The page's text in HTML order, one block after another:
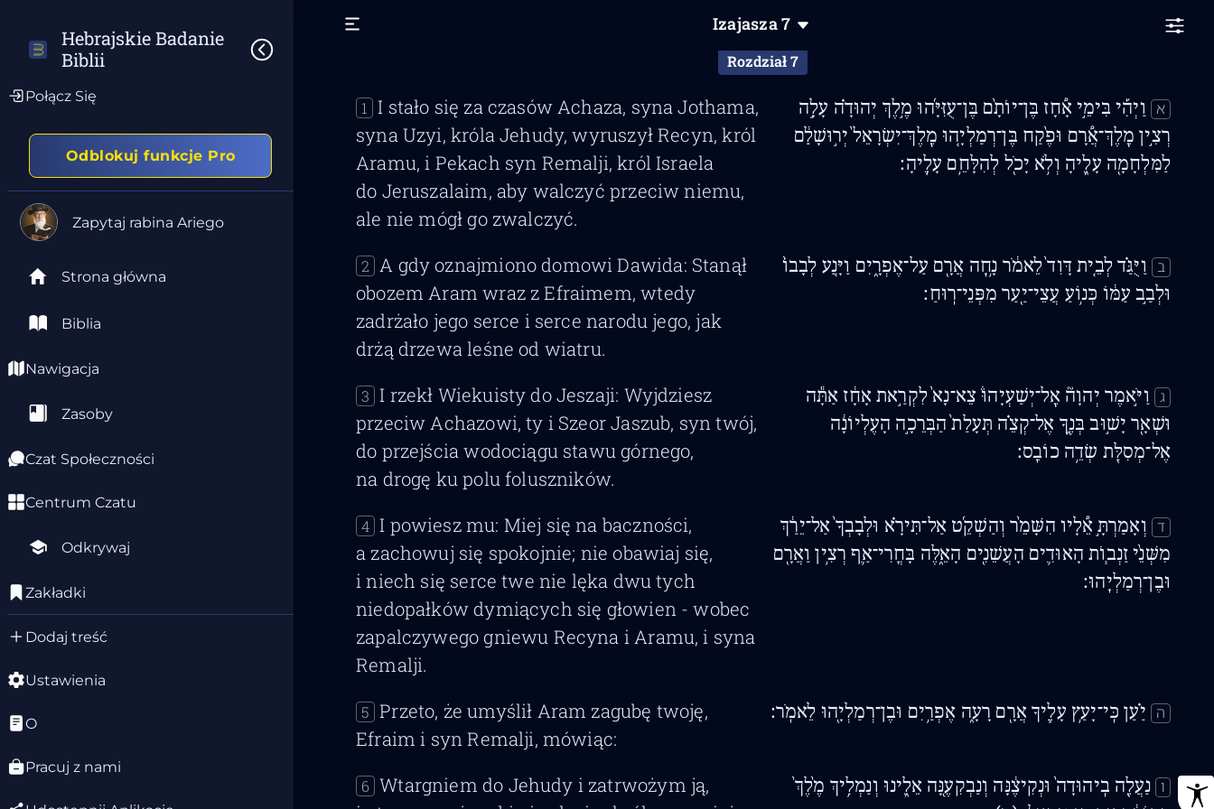
Hebrajskie Badanie
Biblii
Połącz Się
Odblokuj funkcje Pro
Zapytaj rabina Ariego
Strona główna
Biblia
Nawigacja
Zasoby
Czat Społeczności
Centrum Czatu
Odkrywaj
Zakładki
Dodaj treść
Ustawienia
O
Pracuj z nami
Izajasza7
Rozdział 7
א
וַיְהִ֡י בִּימֵ֣י אָ֠חָז בֶּן־יוֹתָ֨ם בֶּן־עֻזִּיָּ֜הוּ מֶ֣לֶךְ יְהוּדָ֗ה עָלָ֣ה
רְצִ֣ין מֶֽלֶךְ־אֲ֠רָם וּפֶ֨קַח בֶּן־רְמַלְיָ֤הוּ מֶֽלֶךְ־יִשְׂרָאֵל֙ יְר֣וּשָׁלִַ֔ם
לַמִּלְחָמָ֖ה עָלֶ֑יהָ וְלֹ֥א יָכֹ֖ל לְהִלָּחֵ֥ם עָלֶֽיהָ׃
1
I stało się za czasów Achaza, syna Jothama,
syna Uzyi, króla Jehudy, wyruszył Recyn, król
Aramu, i Pekach syn Remalji, król Israela
do Jeruszalaim, aby walczyć przeciw niemu,
ale nie mógł go zwalczyć.
ב
וַיֻּגַּ֗ד לְבֵ֤ית דָּוִד֙ לֵאמֹ֔ר נָ֥חָֽה אֲרָ֖ם עַל־אֶפְרָ֑יִם וַיָּ֤נַע לְבָבוֹ֙
וּלְבַ֣ב עַמּ֔וֹ כְּנ֥וֹעַ עֲצֵי־יַ֖עַר מִפְּנֵי־רֽוּחַ׃
2 A gdy oznajmiono domowi Dawida: Stanął
obozem Aram wraz z Efraimem, wtedy
zadrżało jego serce i serce narodu jego, jak
drżą drzewa leśne od wiatru.
ג
וַיֹּ֣אמֶר יְהוָה֮ אֶֽל־יְשַׁעְיָהוּ֒ צֵא־נָא֙ לִקְרַ֣את אָחָ֔ז אַתָּ֕ה
וּשְׁאָ֖ר יָשׁ֣וּב בְּנֶ֑ךָ אֶל־קְצֵ֗ה תְּעָלַת֙ הַבְּרֵכָ֣ה הָעֶלְיוֹנָ֔ה
אֶל־מְסִלַּ֖ת שְׂדֵ֥ה כוֹבֵֽס׃
3 I rzekł Wiekuisty do Jeszaji: Wyjdziesz
przeciw Achazowi, ty i Szeor Jaszub, syn twój,
do przejścia wodociągu stawu górnego,
na drogę ku polu foluszników.
ד
וְאָמַרְתָּ֣ אֵ֠לָיו הִשָּׁמֵ֨ר וְהַשְׁקֵ֜ט אַל־תִּירָ֗א וּלְבָבְךָ֙ אַל־יֵרַ֔ךְ
מִשְּׁנֵ֨י זַנְב֧וֹת הָאוּדִ֛ים הָעֲשֵׁנִ֖ים הָאֵ֑לֶּה בָּחֳרִי־אַ֛ף רְצִ֥ין וַאֲרָ֖ם
וּבֶן־רְמַלְיָֽהוּ׃
4 I powiesz mu: Miej się na baczności,
a zachowuj się spokojnie; nie obawiaj się,
i niech się serce twe nie lęka dwu tych
niedopałków dymiących się głowien - wobec
zapalczywego gniewu Recyna i Aramu, i syna
Remalji.
ה יַ֗עַן כִּֽי־יָעַ֥ץ עָלֶ֛יךָ אֲרָ֖ם רָעָ֑ה אֶפְרַ֥יִם וּבֶן־רְמַלְיָ֖הוּ לֵאמֹֽר׃ 5 Przeto, że umyślił Aram zagubę twoję,
Efraim i syn Remalji, mówiąc:
ו נַעֲלֶ֤ה בִֽיהוּדָה֙ וּנְקִיצֶ֔נָּה וְנַבְקִעֶ֖נָּה אֵלֵ֑ינוּ וְנַמְלִ֥יךְ מֶ֙לֶךְ֙
6 Wtargniem do Jehudy i zatrwożym ją,